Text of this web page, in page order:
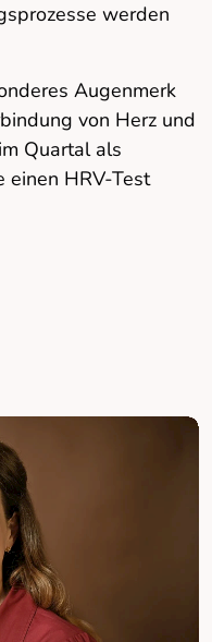
werden
Augenmerk
von Herz und
Quartal als
einen HRV-Test